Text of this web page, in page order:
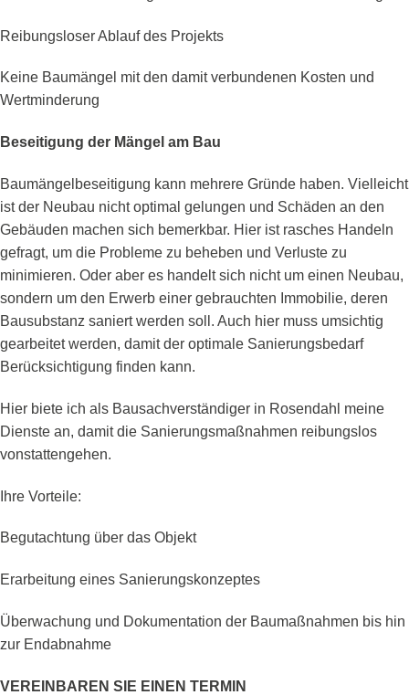
Reibungsloser Ablauf des Projekts
Keine Baumängel mit den damit verbundenen Kosten und
Wertminderung
Beseitigung der Mängel am Bau
Baumängelbeseitigung kann mehrere Gründe haben. Vielleicht
ist der Neubau nicht optimal gelungen und Schäden an den
Gebäuden machen sich bemerkbar. Hier ist rasches Handeln
gefragt, um die Probleme zu beheben und Verluste zu
minimieren. Oder aber es handelt sich nicht um einen Neubau,
sondern um den Erwerb einer gebrauchten Immobilie, deren
Bausubstanz saniert werden soll. Auch hier muss umsichtig
gearbeitet werden, damit der optimale Sanierungsbedarf
Berücksichtigung finden kann.
Hier biete ich als Bausachverständiger in Rosendahl meine
Dienste an, damit die Sanierungsmaßnahmen reibungslos
vonstattengehen.
Ihre Vorteile:
Begutachtung über das Objekt
Erarbeitung eines Sanierungskonzeptes
Überwachung und Dokumentation der Baumaßnahmen bis hin
zur Endabnahme
VEREINBAREN SIE EINEN TERMIN